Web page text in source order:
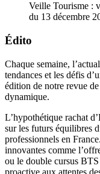
Veille Tourisme :
du 13 décembre
Édito
Chaque semaine,
tendances et les défis
édition de notre revue
dynamique.
L’hypothétique rachat
sur les futurs équilibres
professionnels en
innovantes comme
ou le double cursus
proactive aux attentes